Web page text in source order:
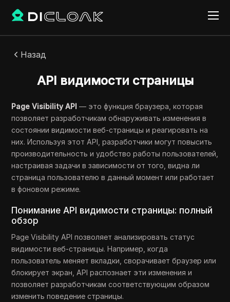
Назад
API видимости страницы
Page Visibility API— это функция браузера, которая
позволяет разработчикам обнаруживать изменения в
состоянии видимости веб-страницы и реагировать на
них. Используя этот API, разработчики могут повысить
производительность и удобство работы пользователей,
настраивая задачи в зависимости от того, видна ли
страница пользователю в данный момент или работает
в фоновом режиме.
Понимание API видимости страницы: полный
обзор
Page Visibility API позволяет анализировать статус
видимости веб-страницы. Например, когда
пользователь меняет вкладки, сворачивает браузер или
блокирует экран, API распознает эти изменения и
позволяет разработчикам соответствующим образом
изменить поведение страницы.